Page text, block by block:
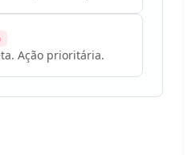
Ação prioritária.